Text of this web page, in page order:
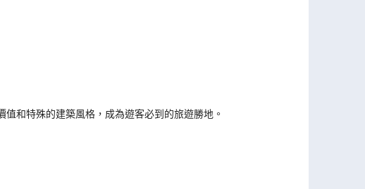
和特殊的建築風格，成為遊客必到的旅遊勝地。